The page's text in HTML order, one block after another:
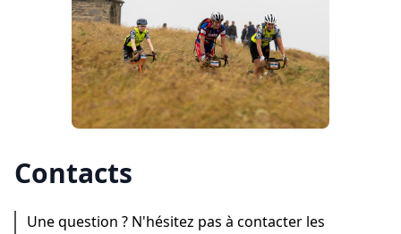
Contacts
Une question ? N'hésitez pas à contacter les